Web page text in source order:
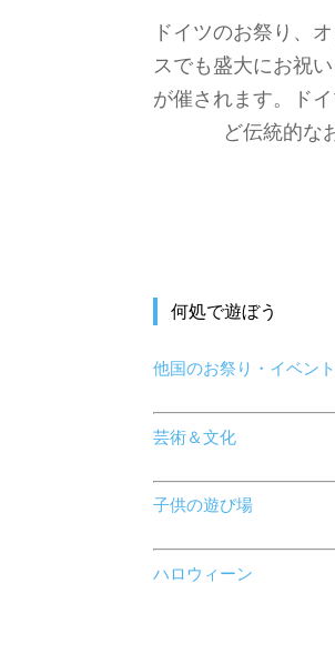
ドイツのお祭り、
スでも盛大にお祝
が催されます。ド
ど伝統的な
何処で遊ぼう
他国のお祭り・イベント
芸術＆文化
子供の遊び場
ハロウィーン